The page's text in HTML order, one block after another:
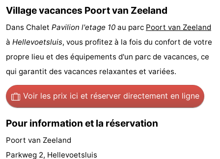
de
vue
-
Croisières
-
de
jeux
Aires
de
intérieures
Centres
de
être
Villages
villes
Sports
Village vacances Poort van Zeeland
Dans Chalet Pavilion l'etage 10 au parc Poort van Zeeland
à Hellevoetsluis, vous profitez à la fois du confort de votre
propre lieu et des équipements d'un parc de vacances, ce
qui garantit des vacances relaxantes et variées.
Voir les prix ici et réserver directement en ligne
Pour information et la réservation
Poort van Zeeland
Parkweg 2, Hellevoetsluis